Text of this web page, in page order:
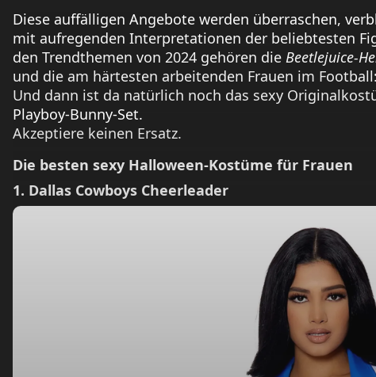
Diese auffälligen Angebote werden überraschen,
mit aufregenden Interpretationen der beliebtesten
den Trendthemen von 2024 gehören die Beetlejuice-
und die am härtesten arbeitenden Frauen im
Und dann ist da natürlich noch das sexy
Playboy-Bunny-Set.
Akzeptiere keinen Ersatz.
Die besten sexy Halloween-Kostüme für Frauen
1. Dallas Cowboys Cheerleader